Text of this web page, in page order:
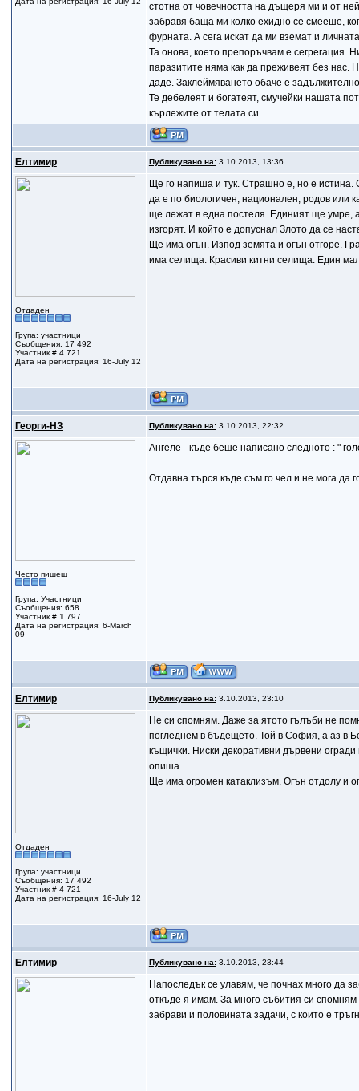
стотна от човечността на дъщеря ми и от
забравя баща ми колко ехидно се смееше,
фурната. А сега искат да ми вземат и
Та онова, което препоръчвам е сегрегация.
паразитите няма как да преживеят без нас.
даде. Заклеймяването обаче е
Те дебелеят и богатеят, смучейки нашата
кърлежите от телата си.
Елтимир Публикувано на:3.10.2013, 13:36
Отдаден
Група: участници
Съобщения: 17 492
Участник # 4 721
Дата на регистрация: 16-July 12
Ще го напиша и тук. Страшно е, но е
да е по биологичен, национален, родов или
ще лежат в една постеля. Единият ще умре,
изгорят. И който е допуснал Злото да се
Ще има огън. Изпод земята и огън отгоре.
има селища. Красиви китни селища. Един
Георги-НЗ Публикувано на:3.10.2013, 22:32
Често пишещ
Група: Участници
Съобщения: 658
Участник # 1 797
Дата на регистрация: 6-March
09
Ангеле - къде беше написано следното : "
Отдавна търся къде съм го чел и не мога да
Елтимир Публикувано на:3.10.2013, 23:10
Отдаден
Група: участници
Съобщения: 17 492
Участник # 4 721
Дата на регистрация: 16-July 12
Не си спомням. Даже за ятото гълъби не
погледнем в бъдещето. Той в София, а аз в
къщички. Ниски декоративни дървени
опиша.
Ще има огромен катаклизъм. Огън отдолу и
Елтимир Публикувано на:3.10.2013, 23:44
Напоследък се улавям, че почнах много да
откъде я имам. За много събития си
забрави и половината задачи, с които е